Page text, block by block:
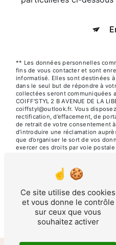
** Les données personnelles
fins de vous contacter et sont
informatisé. Elles sont destinées
dans le seul but de répondre à
collectées seront communiquées
COIFF'STYL 2 B AVENUE DE LA
coiffstyl@outlook.fr. Vous
rectification, d’effacement, de
de retrait de votre consentement
d’introduire une réclamation
que d’organiser le sort de vos
exercer ces droits par voie postale
LIBERATION, 42600 Montbrison
l'adresse coiffstyl@outlook.fr. Un
être demandé. Nous conservons
prise de contact puis pendant la
fins probatoires et de gestion
vous inscrire sur la liste
disponible à cette adresse:
pour plus d’informations sur vos
Ce site utilise des cookies
et vous donne le contrôle
sur ceux que vous
souhaitez activer